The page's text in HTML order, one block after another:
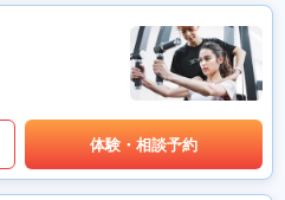
体験・相談予約